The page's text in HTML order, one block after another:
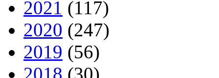
2021 (117)
2020 (247)
2019 (56)
2018 (30)